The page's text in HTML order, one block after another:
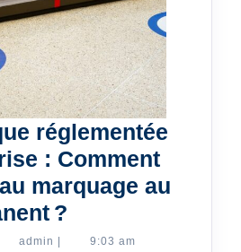
réglementée
: Comment
marquage au
?
réglementée
03/2022
admin admin
| 9:03 am